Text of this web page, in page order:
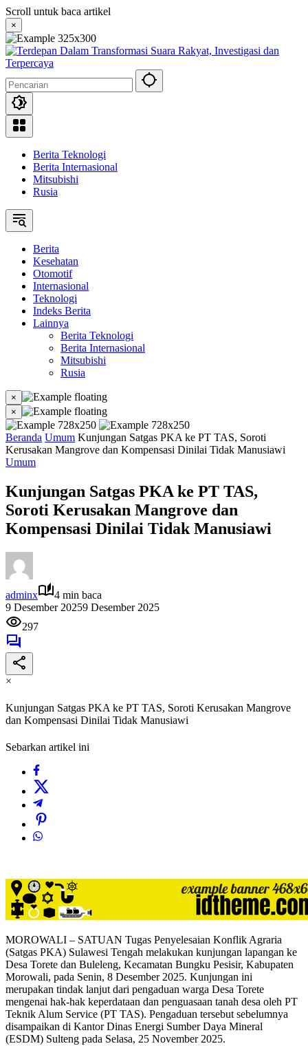
Langsung
ke
konten
Scroll untuk baca artikel
×
Berita Teknologi
Berita Internasional
Mitsubishi
Rusia
Berita
Kesehatan
Otomotif
Internasional
Teknologi
Indeks Berita
Lainnya
Berita Teknologi
Berita Internasional
Mitsubishi
Rusia
×
×
Beranda Umum Kunjungan Satgas PKA ke PT TAS, Soroti
Kerusakan Mangrove dan Kompensasi Dinilai Tidak Manusiawi
Umum
Kunjungan Satgas PKA ke PT TAS,
Soroti Kerusakan Mangrove dan
Kompensasi Dinilai Tidak Manusiawi
adminx
4 min baca
9 Desember 20259 Desember 2025
297
×
Kunjungan Satgas PKA ke PT TAS, Soroti Kerusakan Mangrove
dan Kompensasi Dinilai Tidak Manusiawi
Sebarkan artikel ini
MOROWALI – SATUAN Tugas Penyelesaian Konflik Agraria
(Satgas PKA) Sulawesi Tengah melakukan kunjungan lapangan ke
Desa Torete dan Buleleng, Kecamatan Bungku Pesisir, Kabupaten
Morowali, pada Senin, 8 Desember 2025. Kunjungan ini
merupakan tindak lanjut dari pengaduan warga Desa Torete
mengenai hak-hak keperdataan dan penguasaan tanah desa oleh PT
Teknik Alum Service (PT TAS). Pengaduan tersebut sebelumnya
disampaikan di Kantor Dinas Energi Sumber Daya Mineral
(ESDM) Sulteng pada Selasa, 25 November 2025.